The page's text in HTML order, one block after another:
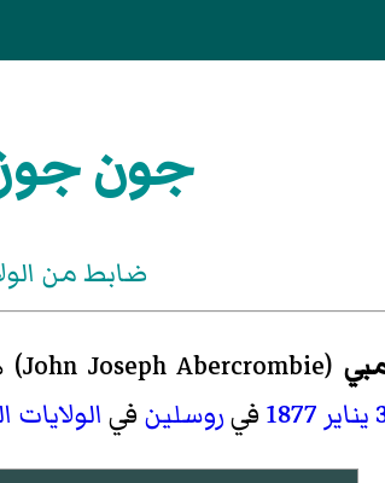
جون
ضابط من
(
John Joseph Abercrombie
)‏
1877 فيروسلين في